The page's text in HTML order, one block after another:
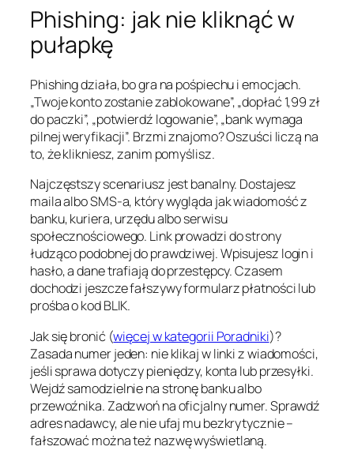
Phishing: jak nie kliknąć w
pułapkę
Phishing działa, bo gra na pośpiechu i emocjach.
„Twoje konto zostanie zablokowane”, „dopłać 1,99 zł
do paczki”, „potwierdź logowanie”, „bank wymaga
pilnej weryfikacji”. Brzmi znajomo? Oszuści liczą na
to, że klikniesz, zanim pomyślisz.
Najczęstszy scenariusz jest banalny. Dostajesz
maila albo SMS-a, który wygląda jak wiadomość z
banku, kuriera, urzędu albo serwisu
społecznościowego. Link prowadzi do strony
łudząco podobnej do prawdziwej. Wpisujesz login i
hasło, a dane trafiają do przestępcy. Czasem
dochodzi jeszcze fałszywy formularz płatności lub
prośba o kod BLIK.
Jak się bronić (więcej w kategorii Poradniki)?
Zasada numer jeden: nie klikaj w linki z wiadomości,
jeśli sprawa dotyczy pieniędzy, konta lub przesyłki.
Wejdź samodzielnie na stronę banku albo
przewoźnika. Zadzwoń na oficjalny numer. Sprawdź
adres nadawcy, ale nie ufaj mu bezkrytycznie –
fałszować można też nazwę wyświetlaną.